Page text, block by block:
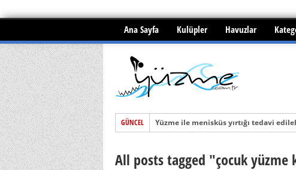
Ana Sayfa Kulüpler Havuzlar
GÜNCEL
Yüzme ile menisküs yırtığı tedavi
SUYA BOMBALAMA ATLAMA
All posts tagged "çocuk